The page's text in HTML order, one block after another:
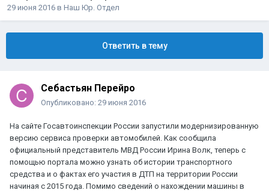
29 июня 2016 в Наш Юр. Отдел
Ответить в тему
Себастьян Перейро
Опубликовано: 29 июня 2016
На сайте Госавтоинспекции России запустили модернизированную
версию сервиса проверки автомобилей. Как сообщила
официальный представитель МВД России Ирина Волк, теперь с
помощью портала можно узнать об истории транспортного
средства и о фактах его участия в ДТП на территории России
начиная с 2015 года. Помимо сведений о нахождении машины в